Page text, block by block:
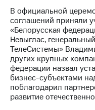
Финансовая
отчетность
Контакты
Пригласить
спикера
и акционерам
В официальной
соглашений приняли
«Белорусская
Невыглас,
ТелеСистемы»
других крупных
федерации назвал
бизнес-субъектами
поблагодарил
развитие